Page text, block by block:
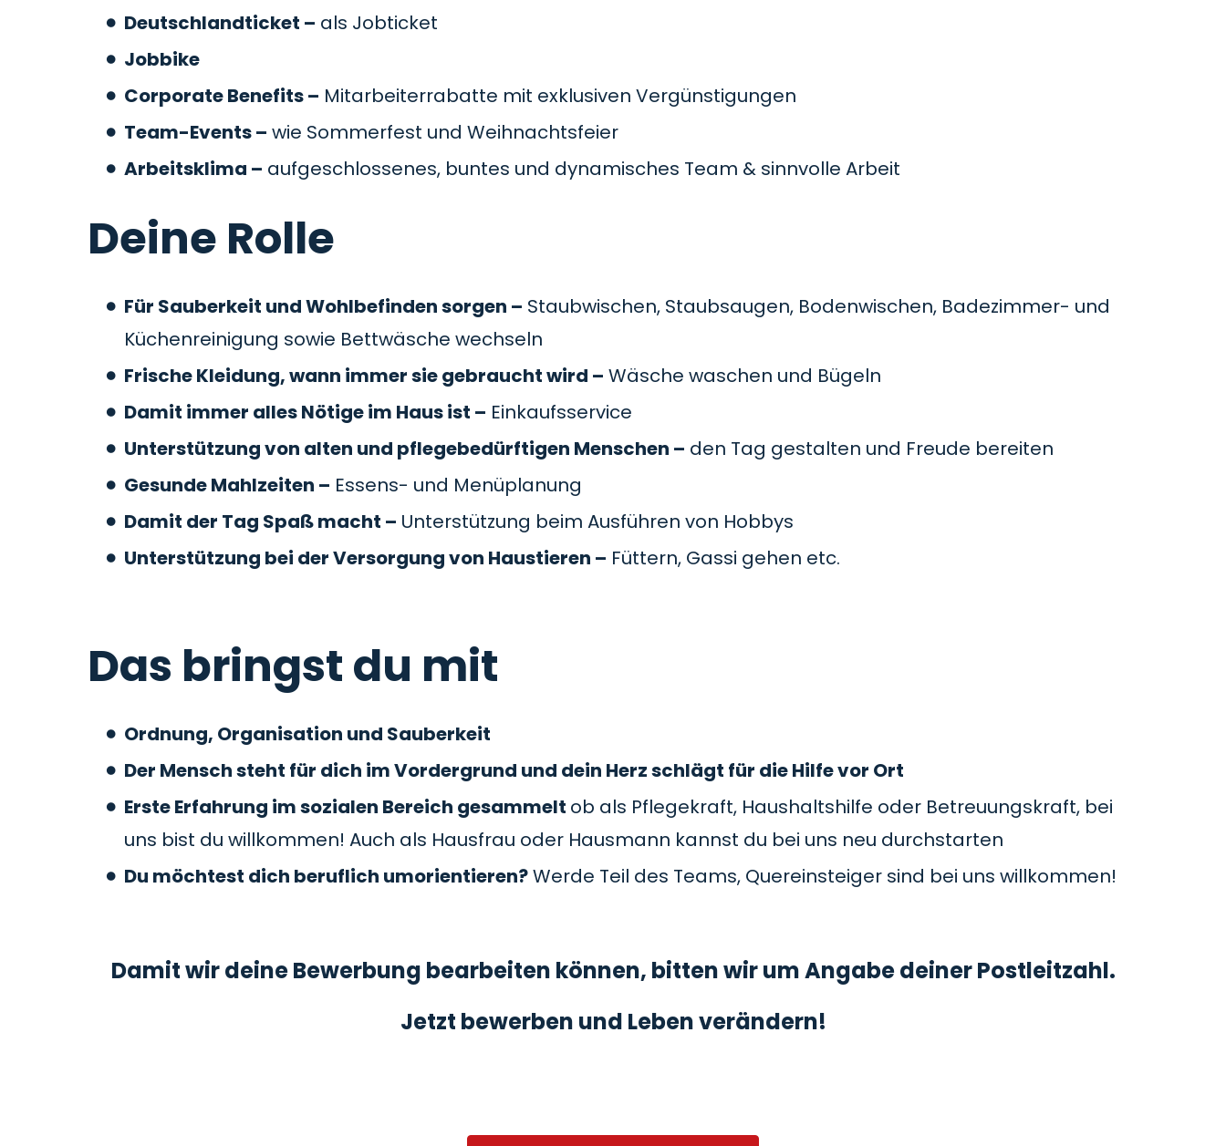
Deutschlandticket – als Jobticket
Jobbike
Corporate Benefits – Mitarbeiterrabatte mit exklusiven Vergünstigungen
Team-Events – wie Sommerfest und Weihnachtsfeier
Arbeitsklima – aufgeschlossenes, buntes und dynamisches Team & sinnvolle Arbeit
Deine Rolle
Für Sauberkeit und Wohlbefinden sorgen – Staubwischen, Staubsaugen, Bodenwischen, Badezimmer- und
Küchenreinigung sowie Bettwäsche wechseln
Frische Kleidung, wann immer sie gebraucht wird – Wäsche waschen und Bügeln
Damit immer alles Nötige im Haus ist – Einkaufsservice
Unterstützung von alten und pflegebedürftigen Menschen – den Tag gestalten und Freude bereiten
Gesunde Mahlzeiten – Essens- und Menüplanung
Damit der Tag Spaß macht – Unterstützung beim Ausführen von Hobbys
Unterstützung bei der Versorgung von Haustieren – Füttern, Gassi gehen etc.
Das bringst du mit
Ordnung, Organisation und Sauberkeit
Der Mensch steht für dich im Vordergrund und dein Herz schlägt für die Hilfe vor Ort
Erste Erfahrung im sozialen Bereich gesammelt ob als Pflegekraft, Haushaltshilfe oder Betreuungskraft, bei
uns bist du willkommen! Auch als Hausfrau oder Hausmann kannst du bei uns neu durchstarten
Du möchtest dich beruflich umorientieren?Werde Teil des Teams, Quereinsteiger sind bei uns willkommen!
Damit wir deine Bewerbung bearbeiten können, bitten wir um Angabe deiner Postleitzahl.
Jetzt bewerben und Leben verändern!